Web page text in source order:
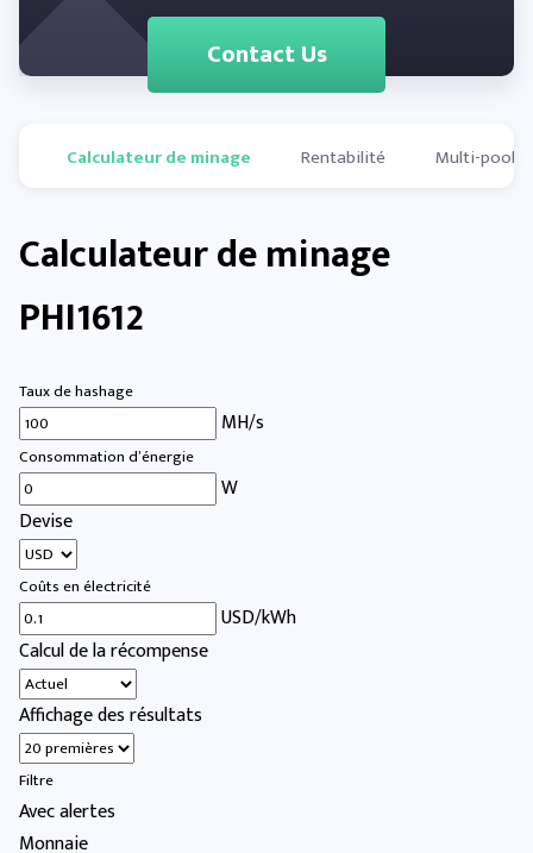
Contact Us
Calculateur de minage Rentabilité Multi-pools
Calculateur de minage
PHI1612
Taux de hashage
MH/s
Consommation d’énergie
W
Devise
Coûts en électricité
USD/kWh
Calcul de la récompense
Affichage des résultats
Filtre
Avec alertes
Monnaie